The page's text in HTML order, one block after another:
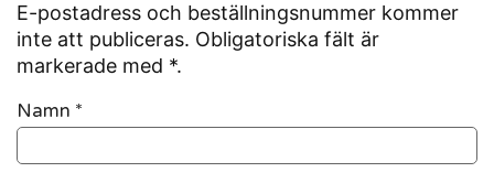
E-postadress och beställningsnummer kommer
inte att publiceras. Obligatoriska fält är
markerade med *.
Namn *